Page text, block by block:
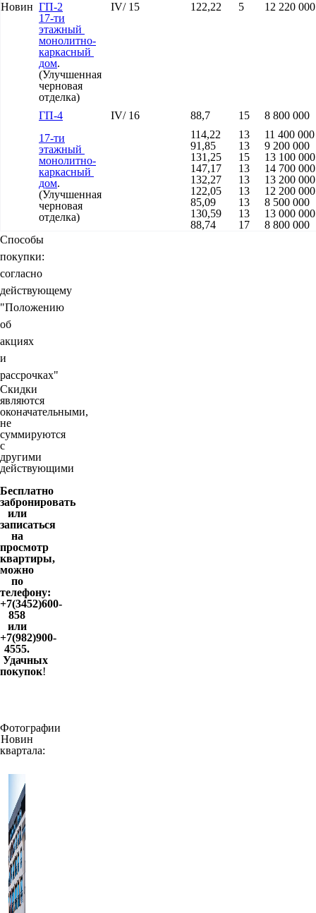
Новин ГП-2
17-ти
этажный
монолитно-
каркасный
дом.
(Улучшенная
черновая
отделка)
IV/ 15 122,22 5 12 220 000
ГП-4
17-ти
этажный
монолитно-
каркасный
дом.
(Улучшенная
черновая
отделка)
IV/ 16 88,7 15
8 800 000
114,22
13
11 400 000
91,85
13
9 200 000
131,25
15
13 100 000
147,17
13
14 700 000
132,27
13
13 200 000
122,05
13
12 200 000
85,09
13
8 500 000
130,59
13
13 000 000
88,74
17
8 800 000
Способы
покупки:
согласно
действующему
"Положению
об
акциях
и
рассрочках"
Скидки
являются
оконачательными,
не
суммируются
с
другими
действующими
Бесплатно
забронировать
или
записаться
на
просмотр
квартиры,
можно
по
телефону:
+7(3452)600-
858
или
+7(982)900-
4555.
Удачных
покупок!
Фотографии
Новин
квартала: